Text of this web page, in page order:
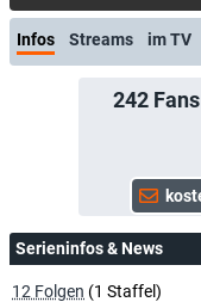
Infos Streams im TV
242Fans
Serieninfos & News
12 Folgen (1 Staffel)